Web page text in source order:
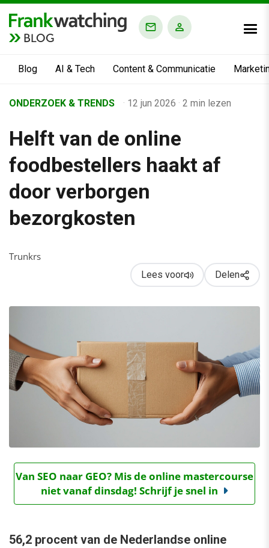
BLOG
Blog AI & Tech Content & Communicatie
Business Channel
›
Helft van de online foodbestellers haakt af door verborgen
ONDERZOEK & TRENDS · 12 jun 2026 · 2 min lezen
Helft van de online
foodbestellers haakt af
door verborgen
bezorgkosten
Trunkrs
Lees voor Delen
Van SEO naar GEO? Mis de online mastercourse
niet vanaf dinsdag! Schrijf je snel in
56,2 procent van de Nederlandse online